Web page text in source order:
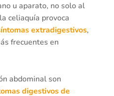
u aparato, no solo al
celiaquía provoca
extradigestivos,
frecuentes en
abdominal son
digestivos de